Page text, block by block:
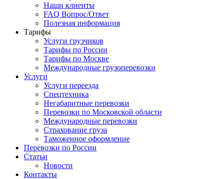
Наши клиенты
FAQ Вопрос/Ответ
Полезная информация
Тарифы
Услуги грузчиков
Тарифы по России
Тарифы по Москве
Международные грузоперевозки
Услуги
Услуги переезда
Спецтехника
Негабаритные перевозки
Перевозки по Московской области
Международные перевозки
Страхование груза
Таможенное оформление
Перевозки по России
Статьи
Новости
Контакты